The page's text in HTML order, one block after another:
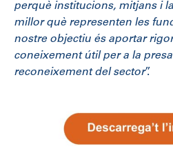
perquè institucions, mitjans i
millor què representen les
nostre objectiu és aportar
coneixement útil per a la
reconeixement del sector”.